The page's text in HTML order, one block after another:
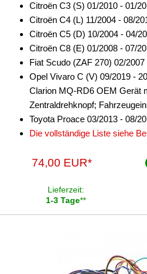
Citroën C3 (S) 01/2010 - 01/
Citroën C4 (L) 11/2004 - 08/
Citroën C5 (D) 10/2004 - 04/
Citroën C8 (E) 01/2008 - 07/
Fiat Scudo (ZAF 270) 02/2007
Opel Vivaro C (V) 09/2019 -
Clarion MQ-RD6 OEM Gerät
Zentraldrehknopf;
Toyota Proace 03/2013 - 08/
Die vollständige Liste siehe
74,00 EUR*
Lieferzeit:
1-3 Tage**